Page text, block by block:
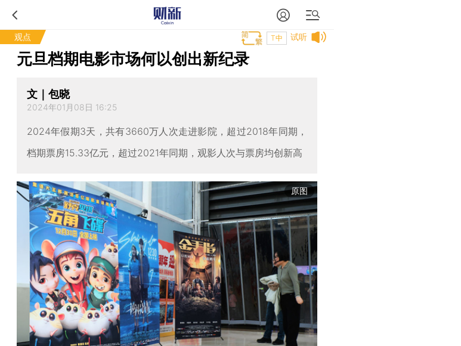
观点 试听
T中
元旦档期电影市场何以创出新纪录
文｜包晓
2024年01月08日 16:25
2024年假期3天，共有3660万人次走进影院，超过2018年同期，
档期票房15.33亿元，超过2021年同期，观影人次与票房均创新高
原图